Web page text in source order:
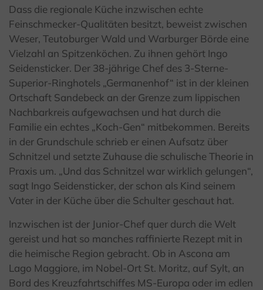
Dass die regionale Küche inzwischen echte
Feinschmecker-Qualitäten besitzt, beweist zwischen
Weser, Teutoburger Wald und Warburger Börde eine
Vielzahl an Spitzenköchen. Zu ihnen gehört Ingo
Seidensticker. Der 38-jährige Chef des 3-Sterne-
Superior-Ringhotels „Germanenhof“ ist in der kleinen
Ortschaft Sandebeck an der Grenze zum lippischen
Nachbarkreis aufgewachsen und hat durch die
Familie ein echtes „Koch-Gen“ mitbekommen. Bereits
in der Grundschule schrieb er einen Aufsatz über
Schnitzel und setzte Zuhause die schulische Theorie in
Praxis um. „Und das Schnitzel war wirklich gelungen“,
sagt Ingo Seidensticker, der schon als Kind seinem
Vater in der Küche über die Schulter geschaut hat.
Inzwischen ist der Junior-Chef quer durch die Welt
gereist und hat so manches raffinierte Rezept mit in
die heimische Region gebracht. Ob in Ascona am
Lago Maggiore, im Nobel-Ort St. Moritz, auf Sylt, an
Bord des Kreuzfahrtschiffes MS-Europa oder im edlen